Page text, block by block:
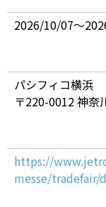
各種活動
医療ガスパイピ
バイオ機器
高気圧酸素療法
医療用ガス
医療機器
山梨事業所
ログインはこち
2026/10/07～
パシフィコ横浜
〒220-0012 神奈
https://
messe/tradefair/